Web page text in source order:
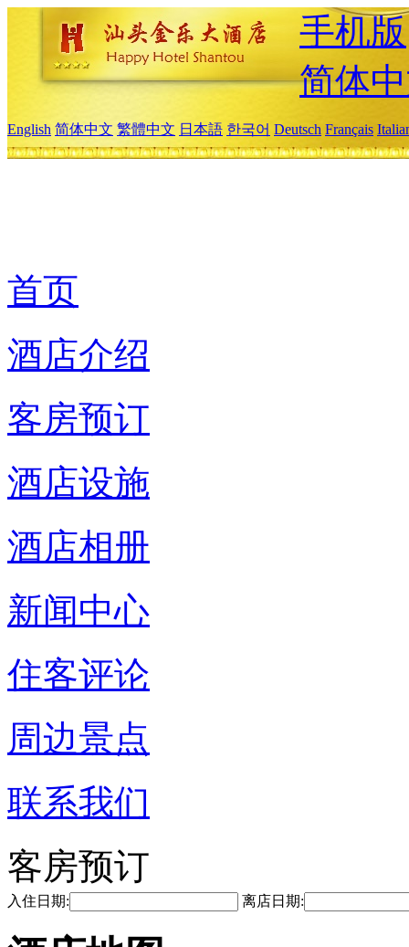
手机版
简体
English 简体中文 繁體中文 日本語 한국어 Deutsch Français
首页
酒店介绍
客房预订
酒店设施
酒店相册
新闻中心
住客评论
周边景点
联系我们
客房预订
入住日期: 离店日期: